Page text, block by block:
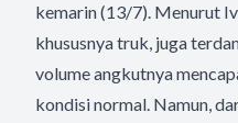
kemarin (13/7). Menurut
khususnya truk, juga
volume angkutnya
kondisi normal. Namun,